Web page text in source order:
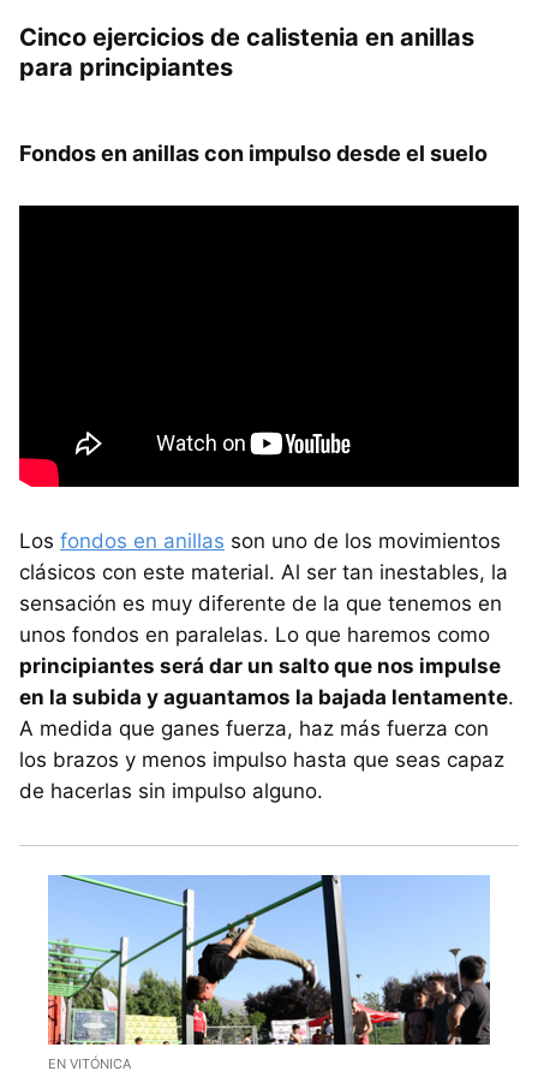
Cinco ejercicios de calistenia en anillas
para principiantes
Fondos en anillas con impulso desde el suelo
Los fondos en anillas son uno de los movimientos
clásicos con este material. Al ser tan inestables, la
sensación es muy diferente de la que tenemos en
unos fondos en paralelas. Lo que haremos como
principiantes será dar un salto que nos impulse
en la subida y aguantamos la bajada lentamente.
A medida que ganes fuerza, haz más fuerza con
los brazos y menos impulso hasta que seas capaz
de hacerlas sin impulso alguno.
EN VITÓNICA